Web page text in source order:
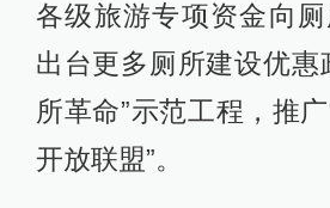
各级旅游专项资金向厕
出台更多厕所建设优惠
所革命”示范工程，推广
开放联盟”。